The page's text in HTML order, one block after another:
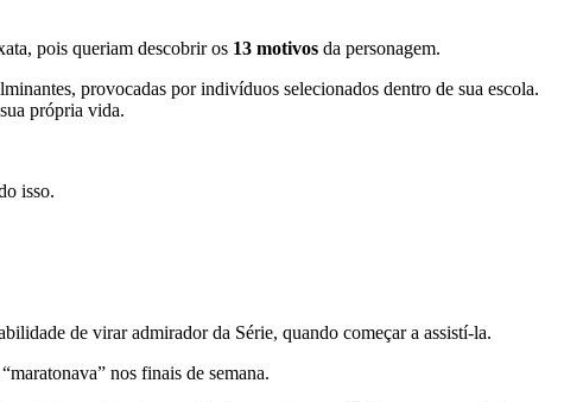
pois queriam descobrir os 13 motivos da personagem.
provocadas por indivíduos selecionados dentro de sua escola.
própria vida.
isso.
de virar admirador da Série, quando começar a assistí-la.
nos finais de semana.